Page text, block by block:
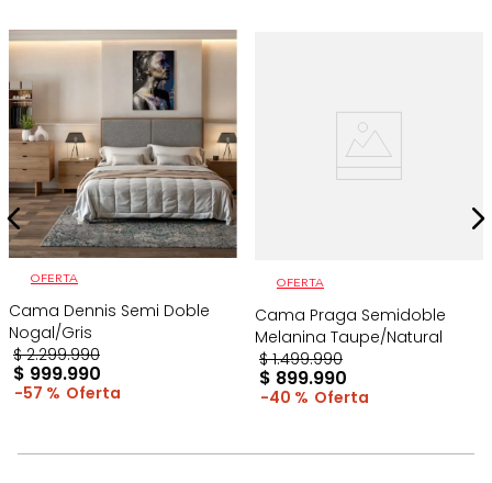
OFERTA
Cama Dennis Semi Doble
Nogal/Gris
$ 2.299.990
$ 999.990
57 %
OFERTA
Cama Praga Semidoble
Melanina Taupe/Natural
$ 1.499.990
$ 899.990
40 %